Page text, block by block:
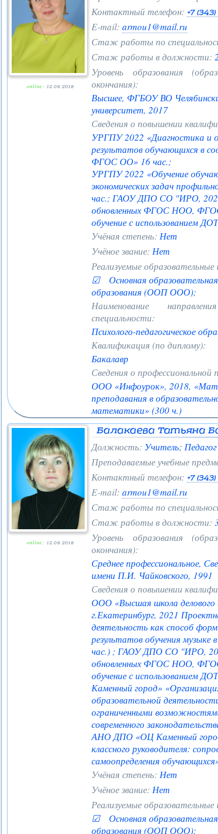
online: 12.09.2018
Контактный телефон: +7
E-mail: armou1@mail.ru
Стаж работы по
Стаж работы в должности:
Уровень образования
окончания):
Высшее, ФГБОУ ВО
университет, 2017
Сведения о повышении
УРГПУ 2022 «Диагностика и
результатов обучающихся в
ФГОС ОО» 16 час.;
УРГПУ 2022 «Обучение
экономических задач
час.; ГАОУ ДПО СО "ИРО, 2022
обновленных ФГОС НОО,
обучение с использованием
Учёная степень: Нет
Учёное звание: Нет
Реализуемые
☑ Основная
образования (ООП ООО);
Наименование
специальности:
Психолого-педагогическое
Квалификация (по диплому):
Бакалавр
Сведения о профессиональной
ООО «Инфоурок», 2018,
преподавания в
математики» (300 ч.)
online: 12.09.2018
Балакаева Татьяна
Должность: Учитель;
Преподаваемые учебные
Контактный телефон: +7
E-mail: armou1@mail.ru
Стаж работы по
Стаж работы в должности:
Уровень образования
окончания):
Среднее профессиональное,
имени П.И. Чайковского, 1991
Сведения о повышении
ООО «Высшая школа делового
г.Екатеринбург, 2021
деятельность как способ
результатов обучения музыке
час.) ; ГАОУ ДПО СО "ИРО,
обновленных ФГОС НОО,
обучение с использованием
Каменный город»
образовательной
ограниченными
современного
АНО ДПО «ОЦ Каменный
классного руководителя:
самоопределения
Учёная степень: Нет
Учёное звание: Нет
Реализуемые
☑ Основная
образования (ООП ООО);